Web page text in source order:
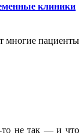
клиники
многие пациенты
то не так — и что